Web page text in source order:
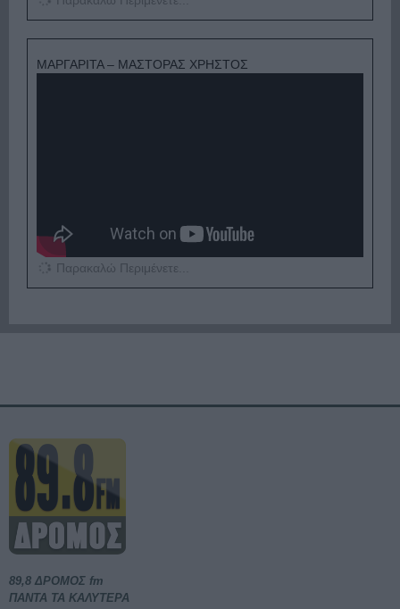
ΜΑΡΓΑΡΙΤΑ – ΜΑΣΤΟΡΑΣ ΧΡΗΣΤΟΣ
Παρακαλώ Περιμένετε...
89,8 ΔΡΟΜΟΣ fm
ΠΑΝΤΑ ΤΑ ΚΑΛΥΤΕΡΑ